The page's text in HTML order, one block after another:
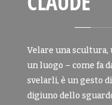
Velare una scultura,
un luogo – come fa
svelarli, è un gesto
digiuno dello